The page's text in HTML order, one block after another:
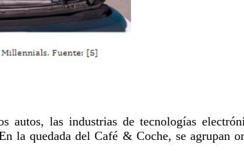
autos, las industrias de tecnologías
la quedada del Café & Coche, se agrupan